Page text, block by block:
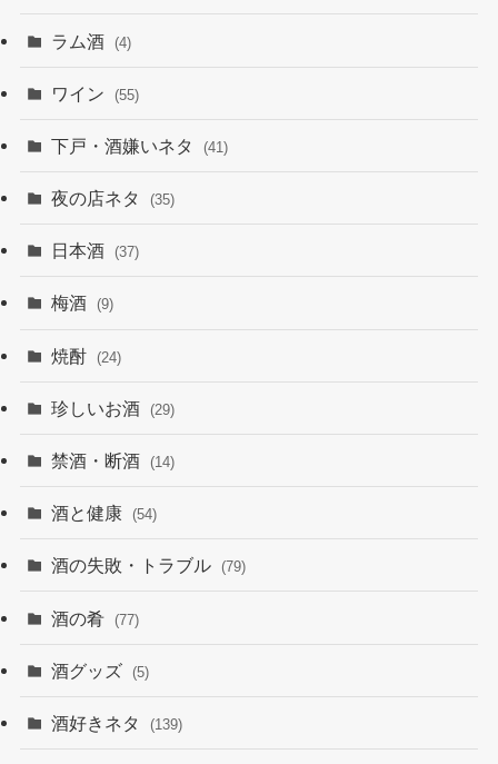
ラム酒 (4)
ワイン (55)
下戸・酒嫌いネタ (41)
夜の店ネタ (35)
日本酒 (37)
梅酒 (9)
焼酎 (24)
珍しいお酒 (29)
禁酒・断酒 (14)
酒と健康 (54)
酒の失敗・トラブル (79)
酒の肴 (77)
酒グッズ (5)
酒好きネタ (139)